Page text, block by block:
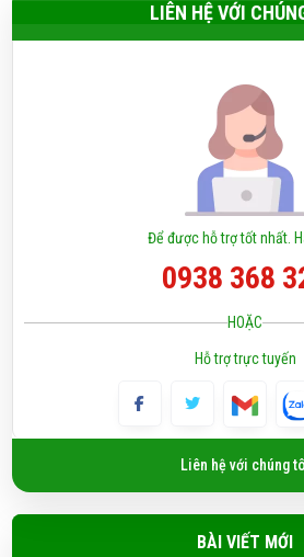
LIÊN HỆ VỚI
Để được hỗ trợ tốt nhất.
0938 368
HOẶC
Hỗ trợ trực tuyến
Liên hệ với chúng
BÀI VIẾT MỚI